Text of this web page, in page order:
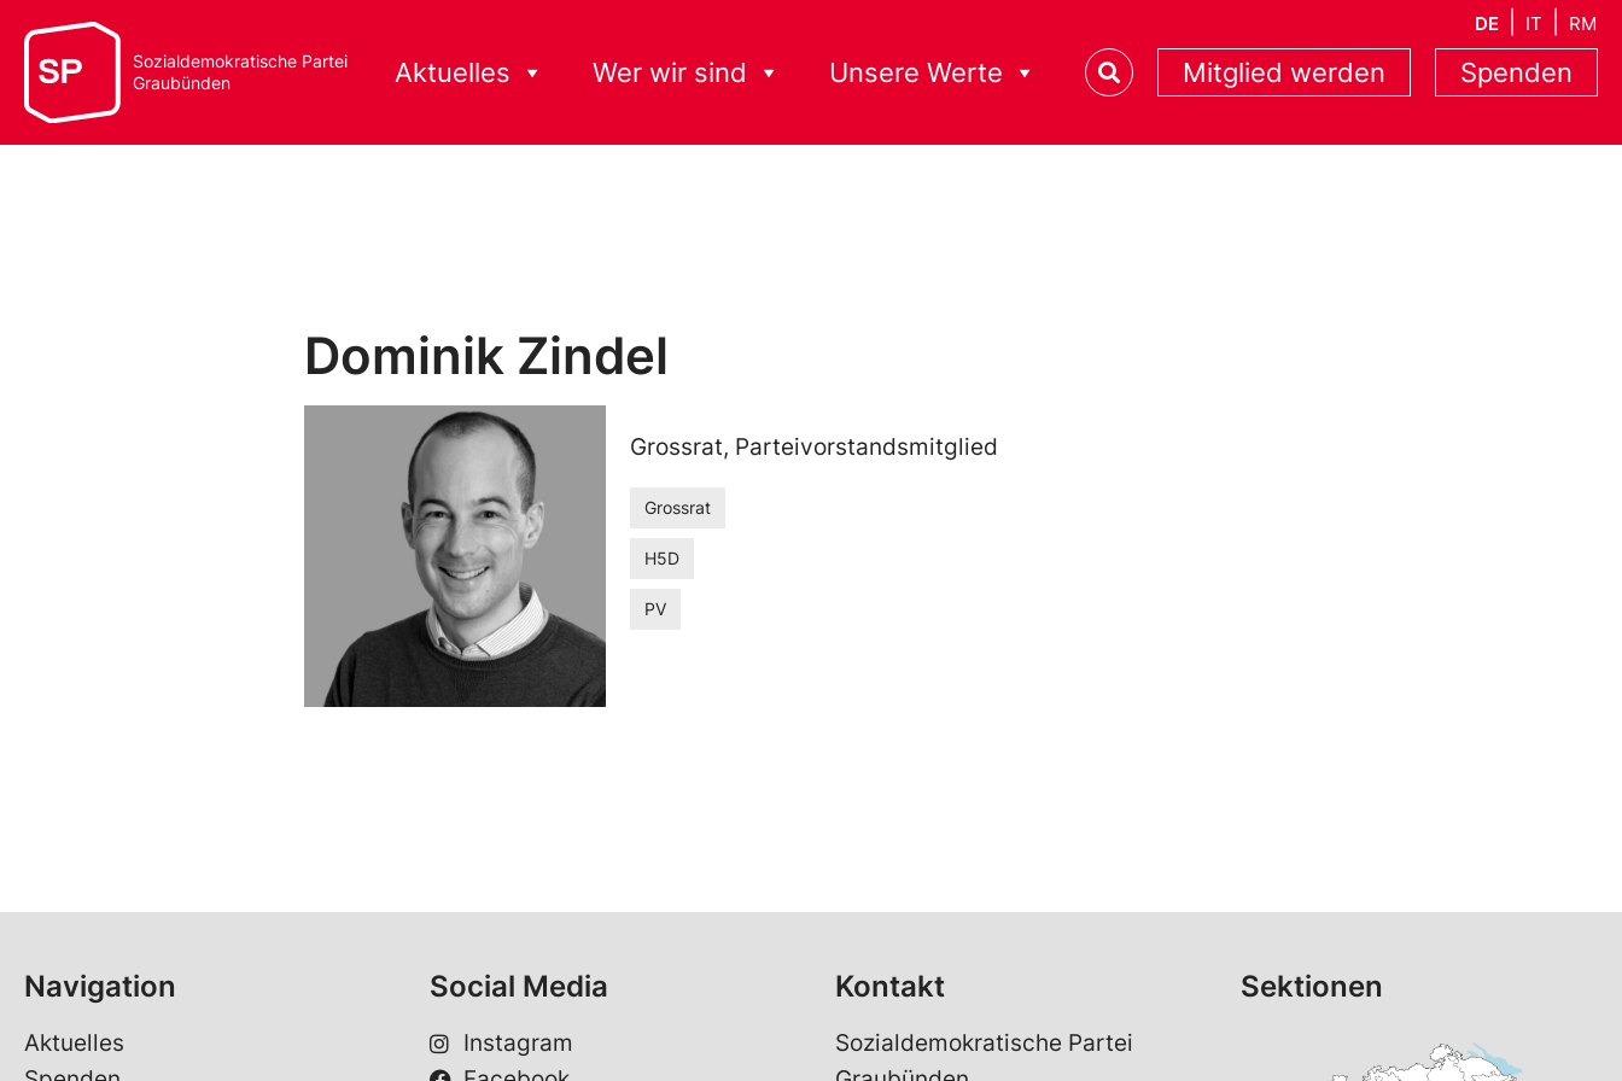
DE IT RM
Sozialdemokratische Partei
Graubünden
Aktuelles Wer wir sind Unsere Werte Mitglied werden Spenden
Dominik Zindel
Grossrat, Parteivorstandsmitglied
Grossrat
H5D
PV
Navigation
Aktuelles
Social Media
Instagram
Kontakt
Sozialdemokratische Partei
Sektionen